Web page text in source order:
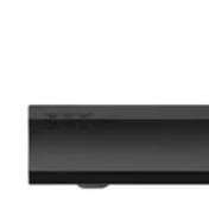
Cartão de